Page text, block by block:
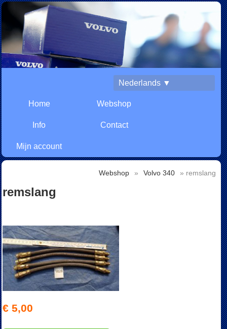
Nederlands ▼
Home Webshop
Info Contact
Mijn account
Webshop » Volvo 340 » remslang
remslang
€ 5,00